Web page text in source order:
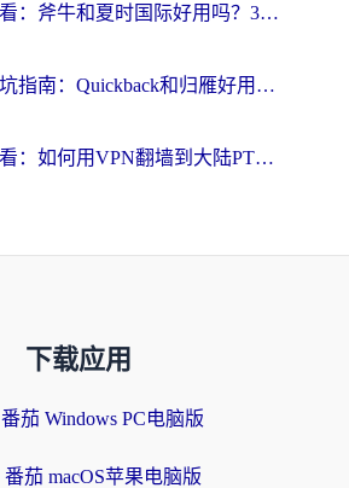
海外党必看：斧牛和夏时国际好用吗？3步选对回国加速器，无缝刷国内资源
海外党踩坑指南：Quickback和归雁好用吗？选对加速器才能无缝刷国内资源
海外党必看：如何用VPN翻墙到大陆PTT？一篇解决你所有回国加速痛点
下载应用
番茄 Windows PC电脑版
番茄 macOS苹果电脑版